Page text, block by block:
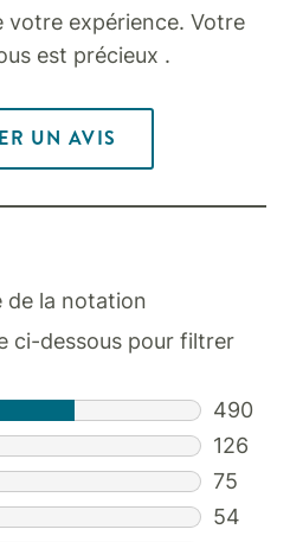
votre expérience. Votre
est précieux .
UN AVIS